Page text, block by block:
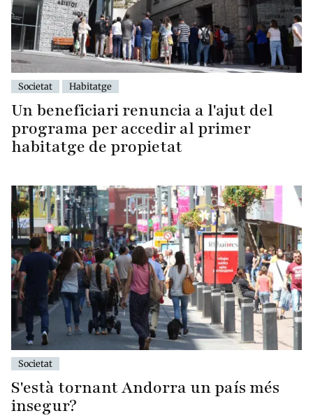
Societat Habitatge
Un beneficiari renuncia a l'ajut del
programa per accedir al primer
habitatge de propietat
Societat
S'està tornant Andorra un país més
insegur?